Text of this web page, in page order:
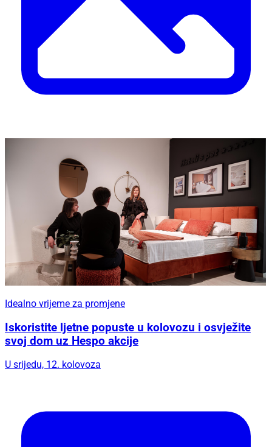
Idealno vrijeme za promjene
Iskoristite ljetne popuste u kolovozu i osvježite
svoj dom uz Hespo akcije
U srijedu, 12. kolovoza